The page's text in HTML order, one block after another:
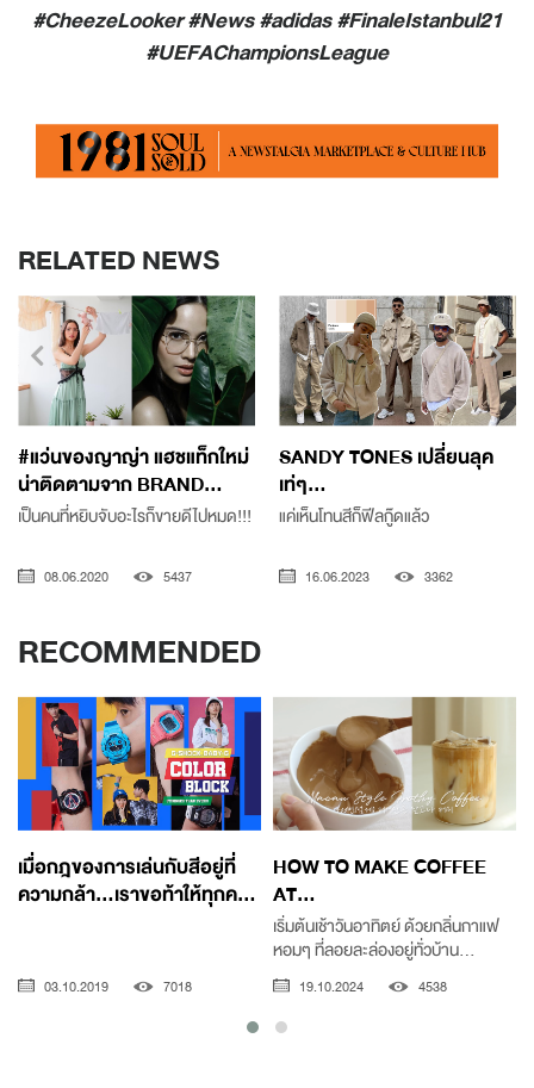
#CheezeLooker #News #adidas #FinaleIstanbul21
#UEFAChampionsLeague
RELATED NEWS
#แว่นของญาญ่า แฮชแท็กใหม่
น่าติดตามจาก BRAND...
เป็นคนที่หยิบจับอะไรก็ขายดีไปหมด!!!
08.06.2020 5437
SANDY TONES เปลี่ยนลุค
เท่ๆ...
แค่เห็นโทนสีก็ฟีลกู๊ดแล้ว
16.06.2023 3362
RECOMMENDED
เมื่อกฎของการเล่นกับสีอยู่ที่
ความกล้า...เราขอท้าให้ทุกค...
03.10.2019 7018
HOW TO MAKE COFFEE
AT...
เริ่มต้นเช้าวันอาทิตย์ ด้วยกลิ่นกาแฟ
หอมๆ ที่ลอยละล่องอยู่ทั่วบ้าน...
19.10.2024 4538